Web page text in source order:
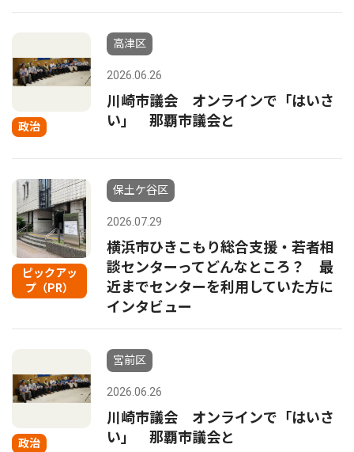
政治
高津区
2026.06.26
川崎市議会 オンラインで「はいさ
い」 那覇市議会と
ピックアッ
プ（PR）
保土ケ谷区
2026.07.29
横浜市ひきこもり総合支援・若者相
談センターってどんなところ？ 最
近までセンターを利用していた方に
インタビュー
政治
宮前区
2026.06.26
川崎市議会 オンラインで「はいさ
い」 那覇市議会と